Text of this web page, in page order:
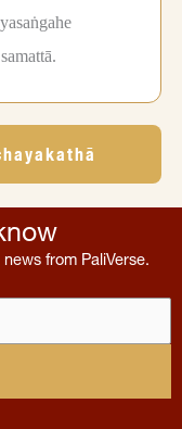
from PaliVerse.